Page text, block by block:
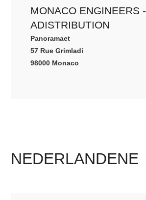
MONACO ENGINEERS -
ADISTRIBUTION
Panoramaet
57 Rue Grimladi
98000 Monaco
NEDERLANDENE